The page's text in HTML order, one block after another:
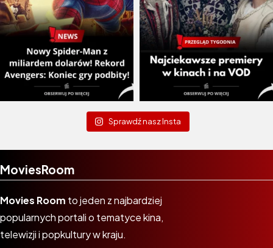
Sprawdź nasz Insta
MoviesRoom
Movies Room to jeden z najbardziej
popularnych portali o tematyce kina,
telewizji i popkultury w kraju.